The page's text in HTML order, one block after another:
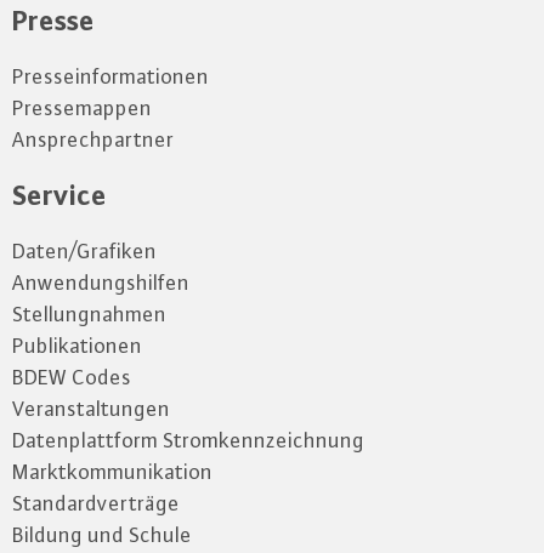
Presse
Presseinformationen
Pressemappen
Ansprechpartner
Service
Daten/Grafiken
Anwendungshilfen
Stellungnahmen
Publikationen
BDEW Codes
Veranstaltungen
Datenplattform Stromkennzeichnung
Marktkommunikation
Standardverträge
Bildung und Schule